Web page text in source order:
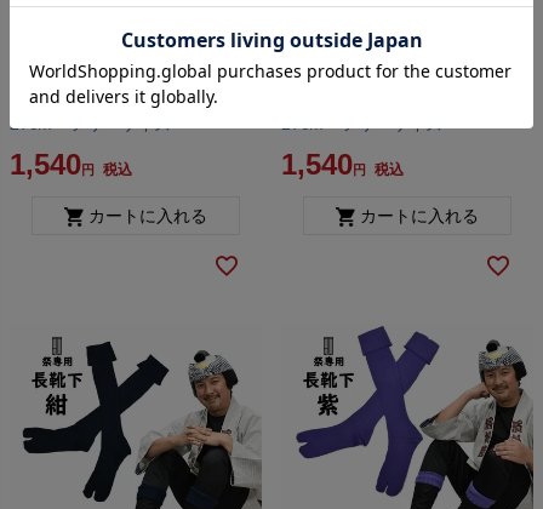
お祭り長靴下 ピンク 25～
27cm フリーサイズ
1,540 税込
カートに入れる
27cm フリーサイズ
1,540 税込
カートに入れる